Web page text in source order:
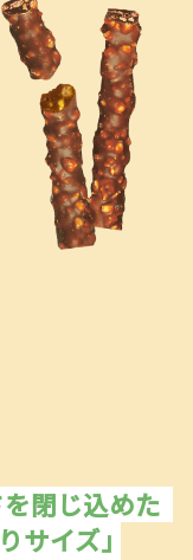
閉じ込めた
サイズ｣